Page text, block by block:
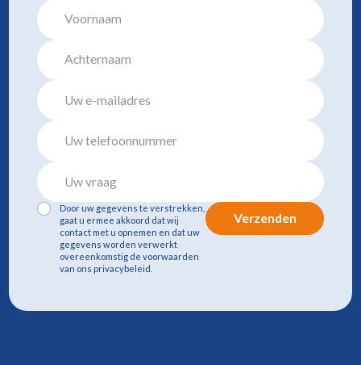
Door uw gegevens te verstrekken,
gaat u ermee akkoord dat wij
contact met u opnemen en dat uw
gegevens worden verwerkt
overeenkomstig de voorwaarden
van ons privacybeleid.
Verzenden